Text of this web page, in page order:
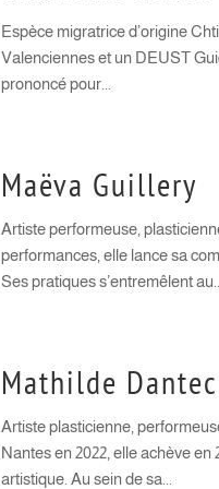
Espèce migratrice d’origine
Valenciennes et un DEUST
prononcé pour...
Maëva Guillery
Artiste performeuse,
performances, elle lance sa
Ses pratiques s’entremêlent au...
Mathilde Dantec
Artiste plasticienne,
Nantes en 2022, elle achève
artistique. Au sein de sa...